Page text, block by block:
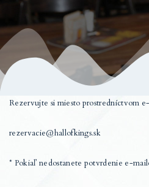
AKCIE
KONTAKT
Rezervujte si miesto prostredníctvom
rezervacie@hallofkings.sk
* Pokiaľ nedostanete potvrdenie e-